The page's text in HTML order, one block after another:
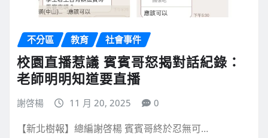
不分區 教育 社會事件
校園直播惹議 賓賓哥怒揭對話紀錄：
老師明明知道要直播
謝啓楊 11 月 20, 2025 0
【新北樹報】總編謝啓楊 賓賓哥終於忍無可…